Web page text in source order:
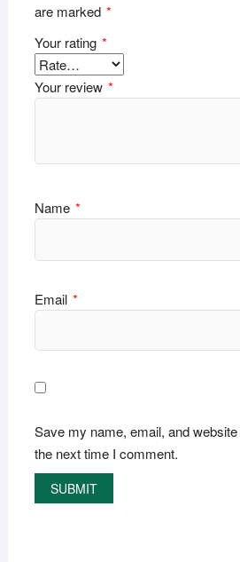
are marked *
Your rating *
Your review *
Name *
Email *
Save my name, email, and
the next time I comment.